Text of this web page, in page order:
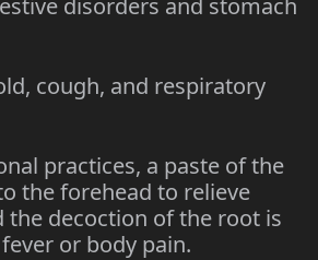
disorders and stomach
cough, and respiratory
practices, a paste of the
the forehead to relieve
the decoction of the root is
or body pain.